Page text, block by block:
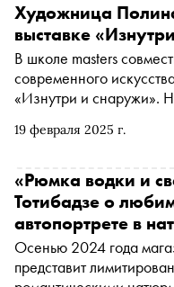
19 февраля 2025 г.
Художница
выставке
В школе masters
современного
«Изнутри и снаружи».
переживаниях,
«Рюмка водки и
Тотибадзе о
автопортрете в
Осенью 2024 года
представит